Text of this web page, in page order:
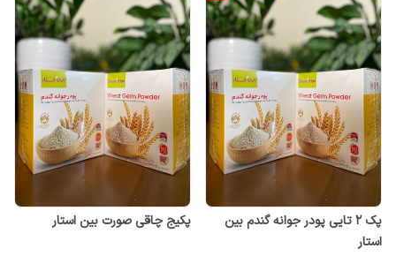
پک ۲ تایی پودر جوانه گندم بین
استار
پکیج چاقی صورت بین استار